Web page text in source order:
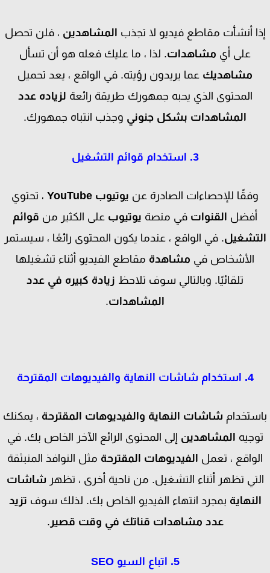
أنشأت مقاطع فيديو لا تجذبالمشاهدين، فلن تحصل
على أيمشاهدات. لذا ، ما عليك فعله هو أن تسأل
مشاهديكعما يريدون رؤيته. في الواقع ، يعد تحميل
المحتوى الذي يحبه جمهورك طريقة رائعةلزياده عدد
المشاهداتبشكل جنونيوجذب انتباه جمهورك.
وفقًا للإحصاءات الصادرة عنيوتيوبYouTube، تحتوي
أفضلالقنواتفي منصةيوتيوبعلى الكثير منقوائم
. في الواقع ، عندما يكون المحتوى رائعًا ، سيستمر
الأشخاص فيمشاهدةمقاطع الفيديو أثناء تشغيلها
تلقائيًا.وبالتالي سوف تلاحظزيادة كبيره في عدد
المشاهدات.
شاشات النهاية والفيديوهات المقترحة، يمكنك
المشاهدينإلى المحتوى الرائع الآخر الخاص بك. في
، تعملالفيديوهات المقترحةمثل النوافذ المنبثقة
تظهر أثناء التشغيل. من ناحية أخرى ، تظهرشاشات
بمجرد انتهاء الفيديو الخاص بك. لذلك سوفتزيد
عدد مشاهدات قناتك في وقت قصير.